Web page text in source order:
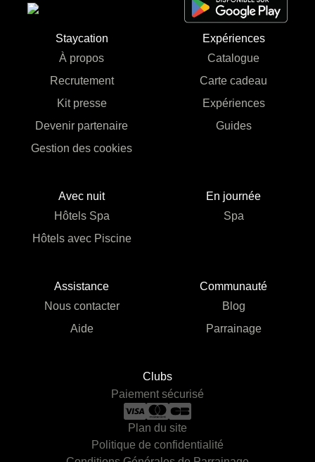
Staycation
À propos
Recrutement
Kit presse
Devenir partenaire
Gestion des cookies
Expériences
Catalogue
Carte cadeau
Expériences
Guides
Avec nuit
Hôtels Spa
Hôtels avec Piscine
En journée
Spa
Assistance
Nous contacter
Aide
Communauté
Blog
Parrainage
Clubs
Paiement sécurisé
Plan du site
Politique de confidentialité